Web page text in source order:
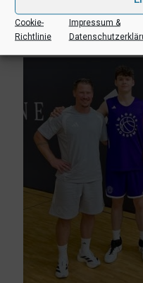
Cookie-
Richtlinie
Impressum &
Mehr lesen